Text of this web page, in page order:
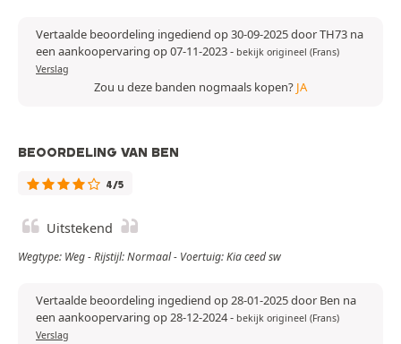
Vertaalde beoordeling ingediend op 30-09-2025 door TH73 na
een aankoopervaring op 07-11-2023- bekijk origineel (Frans)
Verslag
Zou u deze banden nogmaals kopen? JA
BEOORDELING VAN BEN
4/5
Uitstekend
Wegtype: Weg - Rijstijl: Normaal - Voertuig: Kia ceed sw
Vertaalde beoordeling ingediend op 28-01-2025 door Ben na
een aankoopervaring op 28-12-2024- bekijk origineel (Frans)
Verslag